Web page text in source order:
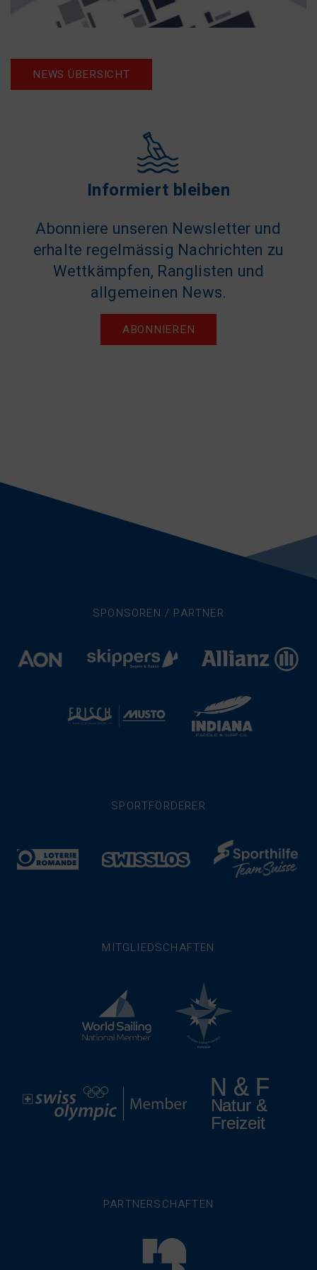
NEWS ÜBERSICHT
Informiert bleiben
Abonniere unseren Newsletter und
erhalte regelmässig Nachrichten zu
Wettkämpfen, Ranglisten und
allgemeinen News.
ABONNIEREN
SPONSOREN / PARTNER
SPORTFÖRDERER
MITGLIEDSCHAFTEN
PARTNERSCHAFTEN